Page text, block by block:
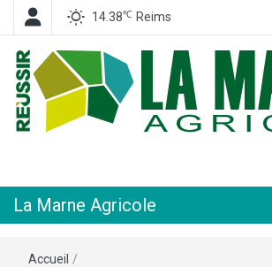
14.38℃ Reims
La Marne Agricole
Accueil /